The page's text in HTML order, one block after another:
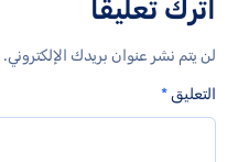
اترك تعليقاً
لن يتم نشر عنوان بريدك الإلكتروني.
التعليق*